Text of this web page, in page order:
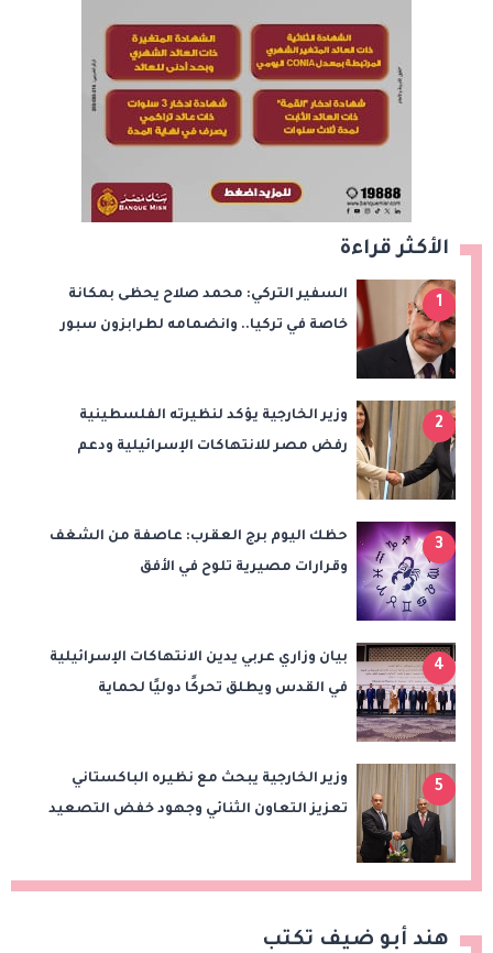
الأكثر قراءة
1
السفير التركي: محمد صلاح يحظى بمكانة
خاصة في تركيا.. وانضمامه لطرابزون سبور
2
وزير الخارجية يؤكد لنظيرته الفلسطينية
رفض مصر للانتهاكات الإسرائيلية ودعم
3
حظك اليوم برج العقرب: عاصفة من الشغف
وقرارات مصيرية تلوح في الأفق
4
بيان وزاري عربي يدين الانتهاكات الإسرائيلية
في القدس ويطلق تحركًا دوليًا لحماية
5
وزير الخارجية يبحث مع نظيره الباكستاني
تعزيز التعاون الثنائي وجهود خفض التصعيد
هند أبو ضيف تكتب